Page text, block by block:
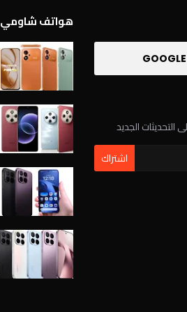
التحديثات الجديد
هواتف شاومي